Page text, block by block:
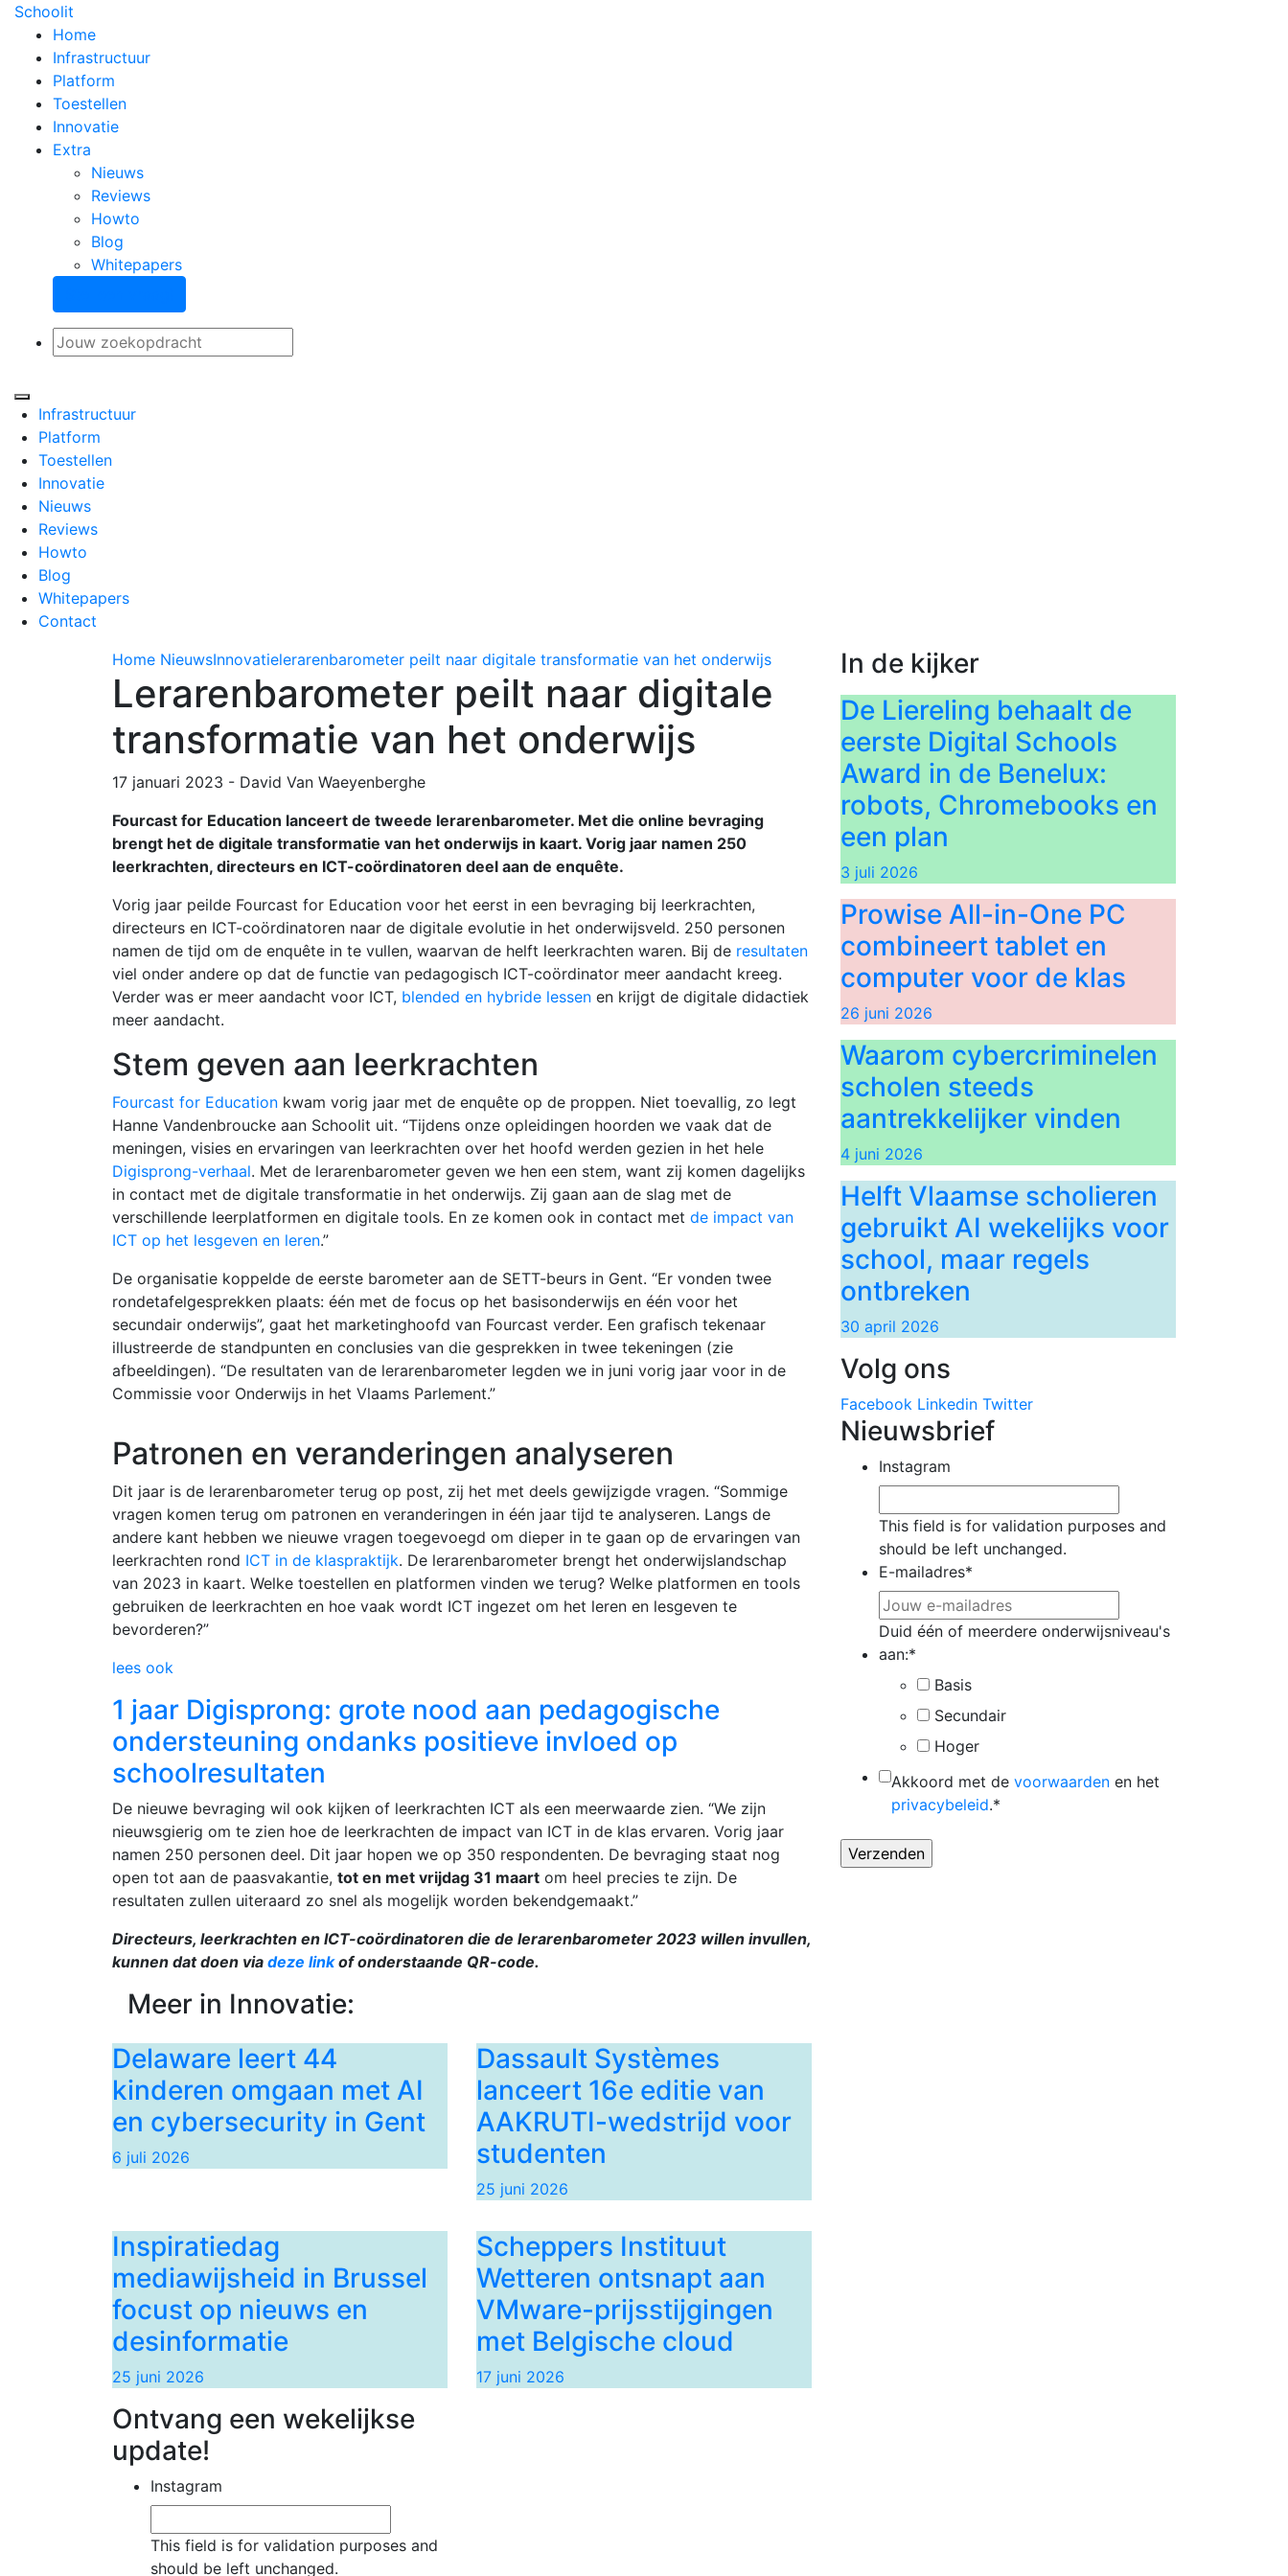
Schoolit
Home
Infrastructuur
Platform
Toestellen
Innovatie
Extra
Nieuws
Reviews
Howto
Blog
Whitepapers
Infrastructuur
Platform
Toestellen
Innovatie
Nieuws
Reviews
Howto
Blog
Whitepapers
Contact
Home NieuwsInnovatielerarenbarometer peilt naar digitale transformatie van het onderwijs
Lerarenbarometer peilt naar digitale
transformatie van het onderwijs
17 januari 2023 - David Van Waeyenberghe
Fourcast for Education lanceert de tweede lerarenbarometer. Met die online bevraging
brengt het de digitale transformatie van het onderwijs in kaart. Vorig jaar namen 250
leerkrachten, directeurs en ICT-coördinatoren deel aan de enquête.
Vorig jaar peilde Fourcast for Education voor het eerst in een bevraging bij leerkrachten,
directeurs en ICT-coördinatoren naar de digitale evolutie in het onderwijsveld. 250 personen
namen de tijd om de enquête in te vullen, waarvan de helft leerkrachten waren. Bij de resultaten
viel onder andere op dat de functie van pedagogisch ICT-coördinator meer aandacht kreeg.
Verder was er meer aandacht voor ICT, blended en hybride lessen en krijgt de digitale didactiek
meer aandacht.
Stem geven aan leerkrachten
Fourcast for Education kwam vorig jaar met de enquête op de proppen. Niet toevallig, zo legt
Hanne Vandenbroucke aan Schoolit uit. “Tijdens onze opleidingen hoorden we vaak dat de
meningen, visies en ervaringen van leerkrachten over het hoofd werden gezien in het hele
Digisprong-verhaal. Met de lerarenbarometer geven we hen een stem, want zij komen dagelijks
in contact met de digitale transformatie in het onderwijs. Zij gaan aan de slag met de
verschillende leerplatformen en digitale tools. En ze komen ook in contact met de impact van
ICT op het lesgeven en leren.”
De organisatie koppelde de eerste barometer aan de SETT-beurs in Gent. “Er vonden twee
rondetafelgesprekken plaats: één met de focus op het basisonderwijs en één voor het
secundair onderwijs”, gaat het marketinghoofd van Fourcast verder. Een grafisch tekenaar
illustreerde de standpunten en conclusies van die gesprekken in twee tekeningen (zie
afbeeldingen). “De resultaten van de lerarenbarometer legden we in juni vorig jaar voor in de
Commissie voor Onderwijs in het Vlaams Parlement.”
Patronen en veranderingen analyseren
Dit jaar is de lerarenbarometer terug op post, zij het met deels gewijzigde vragen. “Sommige
vragen komen terug om patronen en veranderingen in één jaar tijd te analyseren. Langs de
andere kant hebben we nieuwe vragen toegevoegd om dieper in te gaan op de ervaringen van
leerkrachten rond ICT in de klaspraktijk. De lerarenbarometer brengt het onderwijslandschap
van 2023 in kaart. Welke toestellen en platformen vinden we terug? Welke platformen en tools
gebruiken de leerkrachten en hoe vaak wordt ICT ingezet om het leren en lesgeven te
bevorderen?”
lees ook
1 jaar Digisprong: grote nood aan pedagogische
ondersteuning ondanks positieve invloed op
schoolresultaten
De nieuwe bevraging wil ook kijken of leerkrachten ICT als een meerwaarde zien. “We zijn
nieuwsgierig om te zien hoe de leerkrachten de impact van ICT in de klas ervaren. Vorig jaar
namen 250 personen deel. Dit jaar hopen we op 350 respondenten. De bevraging staat nog
open tot aan de paasvakantie, tot en met vrijdag 31 maart om heel precies te zijn. De
resultaten zullen uiteraard zo snel als mogelijk worden bekendgemaakt.”
Directeurs, leerkrachten en ICT-coördinatoren die de lerarenbarometer 2023 willen invullen,
kunnen dat doen via deze linkof onderstaande QR-code.
Meer in Innovatie:
Delaware leert 44
kinderen omgaan met AI
en cybersecurity in Gent
6 juli 2026
Dassault Systèmes
lanceert 16e editie van
AAKRUTI-wedstrijd voor
studenten
25 juni 2026
Inspiratiedag
mediawijsheid in Brussel
focust op nieuws en
desinformatie
25 juni 2026
Scheppers Instituut
Wetteren ontsnapt aan
VMware-prijsstijgingen
met Belgische cloud
17 juni 2026
In de kijker
De Liereling behaalt de
eerste Digital Schools
Award in de Benelux:
robots, Chromebooks en
een plan
3 juli 2026
Prowise All-in-One PC
combineert tablet en
computer voor de klas
26 juni 2026
Waarom cybercriminelen
scholen steeds
aantrekkelijker vinden
4 juni 2026
Helft Vlaamse scholieren
gebruikt AI wekelijks voor
school, maar regels
ontbreken
30 april 2026
Volg ons
Facebook Linkedin Twitter
Nieuwsbrief
Instagram
This field is for validation purposes and
should be left unchanged.
E-mailadres*
Duid één of meerdere onderwijsniveau's
aan:*
Basis
Secundair
Hoger
* Akkoord met de voorwaarden en het
privacybeleid.*
Ontvang een wekelijkse
update!
Instagram
This field is for validation purposes and
should be left unchanged.